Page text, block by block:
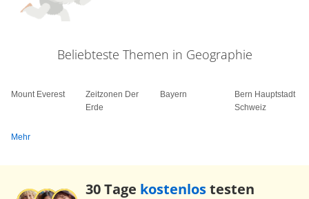
Beliebteste Themen in Geographie
Mount Everest
Zeitzonen Der
Erde
Bayern
Bern Hauptstadt
Schweiz
Mehr
30 Tage kostenlostesten